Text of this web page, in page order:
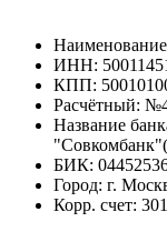
ИНН:
КПП:
Расчётный:
Название
БИК:
Город: г.
Корр. счет: